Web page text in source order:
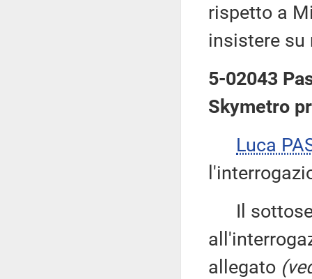
rispetto a
insistere su
5-02043
Skymetro
Luca
Il
allegato